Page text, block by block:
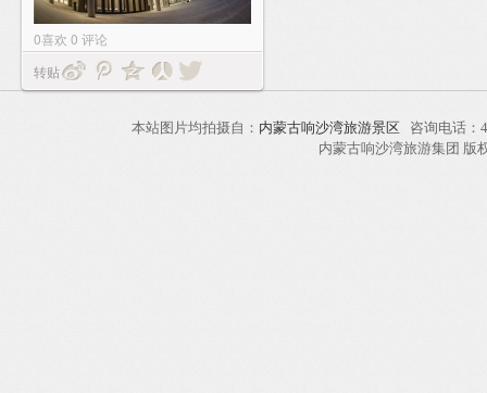
0喜欢 0 评论
转贴
本站图片均拍摄自： 内蒙古响沙湾旅游景区 咨询电话
内蒙古响沙湾旅游集团